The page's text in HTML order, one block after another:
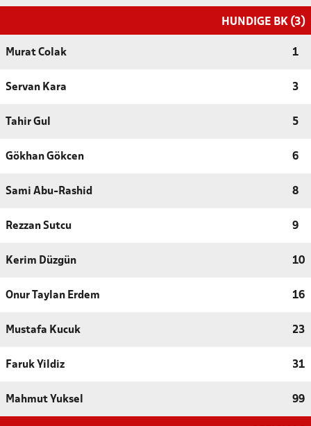
HUNDIGE BK (3)
Murat Colak 1
Servan Kara 3
Tahir Gul 5
Gökhan Gökcen 6
Sami Abu-Rashid 8
Rezzan Sutcu 9
Kerim Düzgün 10
Onur Taylan Erdem 16
Mustafa Kucuk 23
Faruk Yildiz 31
Mahmut Yuksel 99